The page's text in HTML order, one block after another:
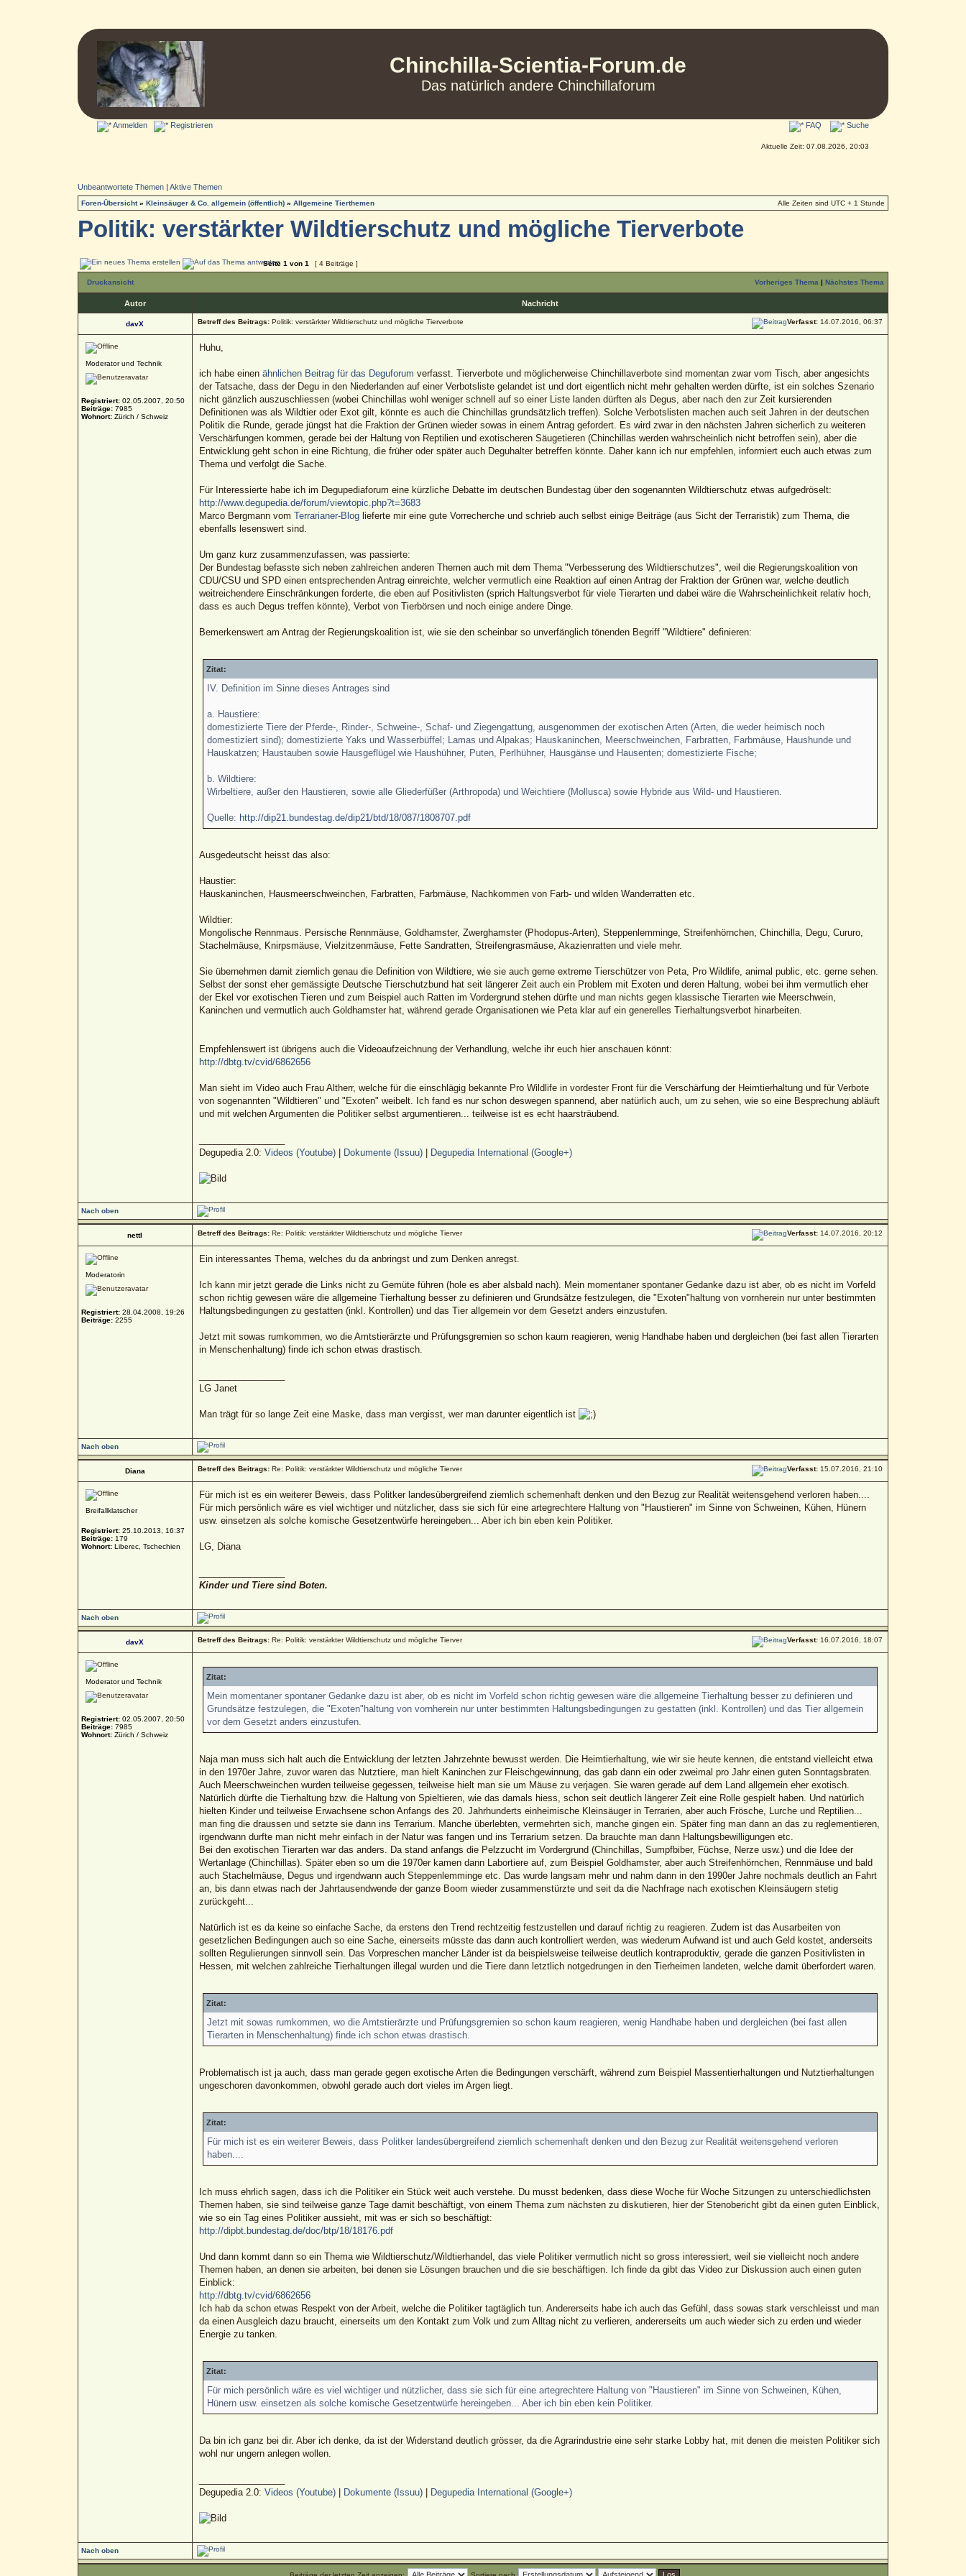
Chinchilla-Scientia-Forum.de
Das natürlich andere Chinchillaforum
Anmelden Registrieren FAQ Suche
Aktuelle Zeit: 07.08.2026, 20:03
Unbeantwortete Themen| Aktive Themen
Foren-Übersicht» Kleinsäuger & Co. allgemein (öffentlich)» Allgemeine Tierthemen Alle Zeiten sind UTC + 1 Stunde
Politik: verstärkter Wildtierschutz und mögliche Tierverbote
Seite 1 von 1 [ 4 Beiträge ]
Druckansicht Vorheriges Thema | Nächstes Thema
Autor Nachricht
davX Betreff des Beitrags:Politik: verstärkter Wildtierschutz und mögliche Tierverbote Verfasst:14.07.2016, 06:37
Moderator und Technik
Registriert:02.05.2007, 20:50
Beiträge:7985
Wohnort:Zürich / Schweiz
Huhu,
ich habe einen ähnlichen Beitrag für das Deguforum verfasst. Tierverbote und möglicherweise Chinchillaverbote sind momentan zwar vom Tisch, aber angesichts
der Tatsache, dass der Degu in den Niederlanden auf einer Verbotsliste gelandet ist und dort eigentlich nicht mehr gehalten werden dürfte, ist ein solches Szenario
nicht gänzlich auszuschliessen (wobei Chinchillas wohl weniger schnell auf so einer Liste landen dürften als Degus, aber nach den zur Zeit kursierenden
Definitionen was als Wildtier oder Exot gilt, könnte es auch die Chinchillas grundsätzlich treffen). Solche Verbotslisten machen auch seit Jahren in der deutschen
Politik die Runde, gerade jüngst hat die Fraktion der Grünen wieder sowas in einem Antrag gefordert. Es wird zwar in den nächsten Jahren sicherlich zu weiteren
Verschärfungen kommen, gerade bei der Haltung von Reptilien und exotischeren Säugetieren (Chinchillas werden wahrscheinlich nicht betroffen sein), aber die
Entwicklung geht schon in eine Richtung, die früher oder später auch Deguhalter betreffen könnte. Daher kann ich nur empfehlen, informiert euch auch etwas zum
Thema und verfolgt die Sache.
Für Interessierte habe ich im Degupediaforum eine kürzliche Debatte im deutschen Bundestag über den sogenannten Wildtierschutz etwas aufgedröselt:
http://www.degupedia.de/forum/viewtopic.php?t=3683
Marco Bergmann vom Terrarianer-Bloglieferte mir eine gute Vorrecherche und schrieb auch selbst einige Beiträge (aus Sicht der Terraristik) zum Thema, die
ebenfalls lesenswert sind.
Um ganz kurz zusammenzufassen, was passierte:
Der Bundestag befasste sich neben zahlreichen anderen Themen auch mit dem Thema "Verbesserung des Wildtierschutzes", weil die Regierungskoalition von
CDU/CSU und SPD einen entsprechenden Antrag einreichte, welcher vermutlich eine Reaktion auf einen Antrag der Fraktion der Grünen war, welche deutlich
weitreichendere Einschränkungen forderte, die eben auf Positivlisten (sprich Haltungsverbot für viele Tierarten und dabei wäre die Wahrscheinlichkeit relativ hoch,
dass es auch Degus treffen könnte), Verbot von Tierbörsen und noch einige andere Dinge.
Bemerkenswert am Antrag der Regierungskoalition ist, wie sie den scheinbar so unverfänglich tönenden Begriff "Wildtiere" definieren:
Zitat:
IV. Definition im Sinne dieses Antrages sind
a. Haustiere:
domestizierte Tiere der Pferde-, Rinder-, Schweine-, Schaf- und Ziegengattung, ausgenommen der exotischen Arten (Arten, die weder heimisch noch
domestiziert sind); domestizierte Yaks und Wasserbüffel; Lamas und Alpakas; Hauskaninchen, Meerschweinchen, Farbratten, Farbmäuse, Haushunde und
Hauskatzen; Haustauben sowie Hausgeflügel wie Haushühner, Puten, Perlhühner, Hausgänse und Hausenten; domestizierte Fische;
b. Wildtiere:
Wirbeltiere, außer den Haustieren, sowie alle Gliederfüßer (Arthropoda) und Weichtiere (Mollusca) sowie Hybride aus Wild- und Haustieren.
Quelle: http://dip21.bundestag.de/dip21/btd/18/087/1808707.pdf
Ausgedeutscht heisst das also:
Haustier:
Hauskaninchen, Hausmeerschweinchen, Farbratten, Farbmäuse, Nachkommen von Farb- und wilden Wanderratten etc.
Wildtier:
Mongolische Rennmaus. Persische Rennmäuse, Goldhamster, Zwerghamster (Phodopus-Arten), Steppenlemminge, Streifenhörnchen, Chinchilla, Degu, Cururo,
Stachelmäuse, Knirpsmäuse, Vielzitzenmäuse, Fette Sandratten, Streifengrasmäuse, Akazienratten und viele mehr.
Sie übernehmen damit ziemlich genau die Definition von Wildtiere, wie sie auch gerne extreme Tierschützer von Peta, Pro Wildlife, animal public, etc. gerne sehen.
Selbst der sonst eher gemässigte Deutsche Tierschutzbund hat seit längerer Zeit auch ein Problem mit Exoten und deren Haltung, wobei bei ihm vermutlich eher
der Ekel vor exotischen Tieren und zum Beispiel auch Ratten im Vordergrund stehen dürfte und man nichts gegen klassische Tierarten wie Meerschwein,
Kaninchen und vermutlich auch Goldhamster hat, während gerade Organisationen wie Peta klar auf ein generelles Tierhaltungsverbot hinarbeiten.
Empfehlenswert ist übrigens auch die Videoaufzeichnung der Verhandlung, welche ihr euch hier anschauen könnt:
http://dbtg.tv/cvid/6862656
Man sieht im Video auch Frau Altherr, welche für die einschlägig bekannte Pro Wildlife in vordester Front für die Verschärfung der Heimtierhaltung und für Verbote
von sogenannten "Wildtieren" und "Exoten" weibelt. Ich fand es nur schon deswegen spannend, aber natürlich auch, um zu sehen, wie so eine Besprechung abläuft
und mit welchen Argumenten die Politiker selbst argumentieren... teilweise ist es echt haarsträubend.
Degupedia 2.0: Videos (Youtube)| Dokumente (Issuu)| Degupedia International (Google+)
Nach oben
nettl Betreff des Beitrags:Re: Politik: verstärkter Wildtierschutz und mögliche Tierver Verfasst:14.07.2016, 20:12
Moderatorin
Registriert:28.04.2008, 19:26
Beiträge:2255
Ein interessantes Thema, welches du da anbringst und zum Denken anregst.
Ich kann mir jetzt gerade die Links nicht zu Gemüte führen (hole es aber alsbald nach). Mein momentaner spontaner Gedanke dazu ist aber, ob es nicht im Vorfeld
schon richtig gewesen wäre die allgemeine Tierhaltung besser zu definieren und Grundsätze festzulegen, die "Exoten"haltung von vornherein nur unter bestimmten
Haltungsbedingungen zu gestatten (inkl. Kontrollen) und das Tier allgemein vor dem Gesetzt anders einzustufen.
Jetzt mit sowas rumkommen, wo die Amtstierärzte und Prüfungsgremien so schon kaum reagieren, wenig Handhabe haben und dergleichen (bei fast allen Tierarten
in Menschenhaltung) finde ich schon etwas drastisch.
LG Janet
Man trägt für so lange Zeit eine Maske, dass man vergisst, wer man darunter eigentlich ist
Nach oben
Diana Betreff des Beitrags:Re: Politik: verstärkter Wildtierschutz und mögliche Tierver Verfasst:15.07.2016, 21:10
Breifallklatscher
Registriert:25.10.2013, 16:37
Beiträge:179
Wohnort:Liberec, Tschechien
Für mich ist es ein weiterer Beweis, dass Politker landesübergreifend ziemlich schemenhaft denken und den Bezug zur Realität weitensgehend verloren haben....
Für mich persönlich wäre es viel wichtiger und nützlicher, dass sie sich für eine artegrechtere Haltung von "Haustieren" im Sinne von Schweinen, Kühen, Hünern
usw. einsetzen als solche komische Gesetzentwürfe hereingeben... Aber ich bin eben kein Politiker.
LG, Diana
Kinder und Tiere sind Boten.
Nach oben
davX Betreff des Beitrags:Re: Politik: verstärkter Wildtierschutz und mögliche Tierver Verfasst:16.07.2016, 18:07
Moderator und Technik
Registriert:02.05.2007, 20:50
Beiträge:7985
Wohnort:Zürich / Schweiz
Zitat:
Mein momentaner spontaner Gedanke dazu ist aber, ob es nicht im Vorfeld schon richtig gewesen wäre die allgemeine Tierhaltung besser zu definieren und
Grundsätze festzulegen, die "Exoten"haltung von vornherein nur unter bestimmten Haltungsbedingungen zu gestatten (inkl. Kontrollen) und das Tier allgemein
vor dem Gesetzt anders einzustufen.
Naja man muss sich halt auch die Entwicklung der letzten Jahrzehnte bewusst werden. Die Heimtierhaltung, wie wir sie heute kennen, die entstand vielleicht etwa
in den 1970er Jahre, zuvor waren das Nutztiere, man hielt Kaninchen zur Fleischgewinnung, das gab dann ein oder zweimal pro Jahr einen guten Sonntagsbraten.
Auch Meerschweinchen wurden teilweise gegessen, teilweise hielt man sie um Mäuse zu verjagen. Sie waren gerade auf dem Land allgemein eher exotisch.
Natürlich dürfte die Tierhaltung bzw. die Haltung von Spieltieren, wie das damals hiess, schon seit deutlich längerer Zeit eine Rolle gespielt haben. Und natürlich
hielten Kinder und teilweise Erwachsene schon Anfangs des 20. Jahrhunderts einheimische Kleinsäuger in Terrarien, aber auch Frösche, Lurche und Reptilien...
man fing die draussen und setzte sie dann ins Terrarium. Manche überlebten, vermehrten sich, manche gingen ein. Später fing man dann an das zu reglementieren,
irgendwann durfte man nicht mehr einfach in der Natur was fangen und ins Terrarium setzen. Da brauchte man dann Haltungsbewilligungen etc.
Bei den exotischen Tierarten war das anders. Da stand anfangs die Pelzzucht im Vordergrund (Chinchillas, Sumpfbiber, Füchse, Nerze usw.) und die Idee der
Wertanlage (Chinchillas). Später eben so um die 1970er kamen dann Labortiere auf, zum Beispiel Goldhamster, aber auch Streifenhörnchen, Rennmäuse und bald
auch Stachelmäuse, Degus und irgendwann auch Steppenlemminge etc. Das wurde langsam mehr und nahm dann in den 1990er Jahre nochmals deutlich an Fahrt
an, bis dann etwas nach der Jahrtausendwende der ganze Boom wieder zusammenstürzte und seit da die Nachfrage nach exotischen Kleinsäugern stetig
zurückgeht...
Natürlich ist es da keine so einfache Sache, da erstens den Trend rechtzeitig festzustellen und darauf richtig zu reagieren. Zudem ist das Ausarbeiten von
gesetzlichen Bedingungen auch so eine Sache, einerseits müsste das dann auch kontrolliert werden, was wiederum Aufwand ist und auch Geld kostet, anderseits
sollten Regulierungen sinnvoll sein. Das Vorpreschen mancher Länder ist da beispielsweise teilweise deutlich kontraproduktiv, gerade die ganzen Positivlisten in
Hessen, mit welchen zahlreiche Tierhaltungen illegal wurden und die Tiere dann letztlich notgedrungen in den Tierheimen landeten, welche damit überfordert waren.
Zitat:
Jetzt mit sowas rumkommen, wo die Amtstierärzte und Prüfungsgremien so schon kaum reagieren, wenig Handhabe haben und dergleichen (bei fast allen
Tierarten in Menschenhaltung) finde ich schon etwas drastisch.
Problematisch ist ja auch, dass man gerade gegen exotische Arten die Bedingungen verschärft, während zum Beispiel Massentierhaltungen und Nutztierhaltungen
ungeschoren davonkommen, obwohl gerade auch dort vieles im Argen liegt.
Zitat:
Für mich ist es ein weiterer Beweis, dass Politker landesübergreifend ziemlich schemenhaft denken und den Bezug zur Realität weitensgehend verloren
haben....
Ich muss ehrlich sagen, dass ich die Politiker ein Stück weit auch verstehe. Du musst bedenken, dass diese Woche für Woche Sitzungen zu unterschiedlichsten
Themen haben, sie sind teilweise ganze Tage damit beschäftigt, von einem Thema zum nächsten zu diskutieren, hier der Stenobericht gibt da einen guten Einblick,
wie so ein Tag eines Politiker aussieht, mit was er sich so beschäftigt:
http://dipbt.bundestag.de/doc/btp/18/18176.pdf
Und dann kommt dann so ein Thema wie Wildtierschutz/Wildtierhandel, das viele Politiker vermutlich nicht so gross interessiert, weil sie vielleicht noch andere
Themen haben, an denen sie arbeiten, bei denen sie Lösungen brauchen und die sie beschäftigen. Ich finde da gibt das Video zur Diskussion auch einen guten
Einblick:
http://dbtg.tv/cvid/6862656
Ich hab da schon etwas Respekt von der Arbeit, welche die Politiker tagtäglich tun. Andererseits habe ich auch das Gefühl, dass sowas stark verschleisst und man
da einen Ausgleich dazu braucht, einerseits um den Kontakt zum Volk und zum Alltag nicht zu verlieren, andererseits um auch wieder sich zu erden und wieder
Energie zu tanken.
Zitat:
Für mich persönlich wäre es viel wichtiger und nützlicher, dass sie sich für eine artegrechtere Haltung von "Haustieren" im Sinne von Schweinen, Kühen,
Hünern usw. einsetzen als solche komische Gesetzentwürfe hereingeben... Aber ich bin eben kein Politiker.
Da bin ich ganz bei dir. Aber ich denke, da ist der Widerstand deutlich grösser, da die Agrarindustrie eine sehr starke Lobby hat, mit denen die meisten Politiker sich
wohl nur ungern anlegen wollen.
Degupedia 2.0: Videos (Youtube)| Dokumente (Issuu)| Degupedia International (Google+)
Nach oben